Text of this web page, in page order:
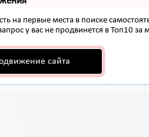
на первые места в поиске
у вас не продвинется в Топ10 за
сайта